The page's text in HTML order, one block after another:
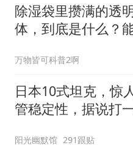
除湿袋里攒满的透
体，到底是什么？
万物皆可科普2啊
日本10式坦克，惊
管稳定性，据说打
阳光幽默馆 291跟贴